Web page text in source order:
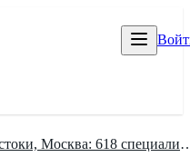
Кровля и водостоки,